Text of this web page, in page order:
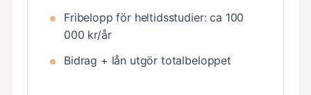
Fribelopp för heltidsstudier: ca 100
000 kr/år
Bidrag + lån utgör totalbeloppet